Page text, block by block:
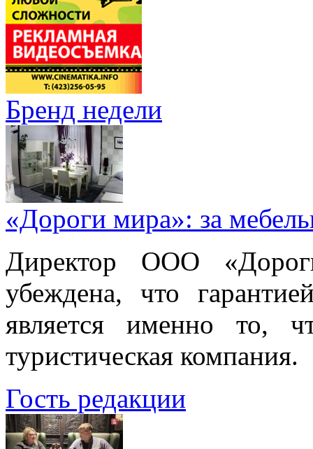
Бренд недели
«Дороги мира»: за
Директор ООО
убеждена, что
является именно то,
туристическая компания.
Гость редакции